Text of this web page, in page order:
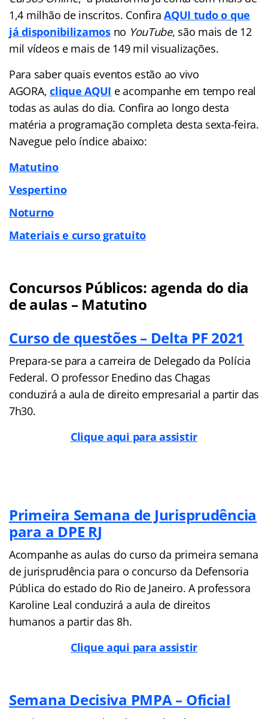
1,4 milhão de inscritos. ConfiraAQUI tudo o que
já disponibilizamosno YouTube, são mais de 12
mil vídeos e mais de 149 mil visualizações.
Para saber quais eventos estão ao vivo
AGORA,clique AQUI e acompanhe em tempo real
todas as aulas do dia. Confira ao longo desta
matéria a programação completa desta sexta-feira.
Navegue pelo índice abaixo:
Matutino
Vespertino
Noturno
Materiais e curso gratuito
Concursos Públicos: agenda do dia
de aulas – Matutino
Curso de questões – Delta PF 2021
Prepara-se para a carreira de Delegado da Polícia
Federal. O professor Enedino das Chagas
conduzirá a aula de direito empresarial a partir das
7h30.
Clique aqui para assistir
Primeira Semana de Jurisprudência
para a DPE RJ
Acompanhe as aulas do curso da primeira semana
de jurisprudência para o concurso da Defensoria
Pública do estado do Rio de Janeiro. A professora
Karoline Leal conduzirá a aula de direitos
humanos a partir das 8h.
Clique aqui para assistir
Semana Decisiva PMPA – Oficial